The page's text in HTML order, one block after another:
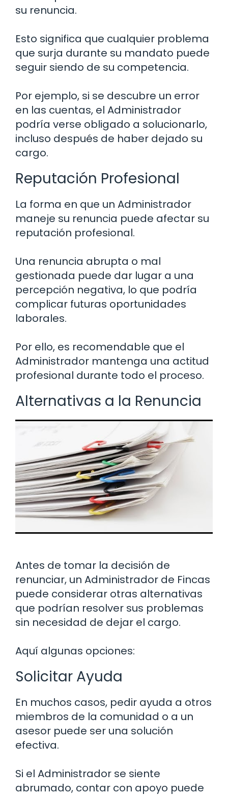
su renuncia.
Esto significa que cualquier problema
que surja durante su mandato puede
seguir siendo de su competencia.
Por ejemplo, si se descubre un error
en las cuentas, el Administrador
podría verse obligado a solucionarlo,
incluso después de haber dejado su
cargo.
Reputación Profesional
La forma en que un Administrador
maneje su renuncia puede afectar su
reputación profesional.
Una renuncia abrupta o mal
gestionada puede dar lugar a una
percepción negativa, lo que podría
complicar futuras oportunidades
laborales.
Por ello, es recomendable que el
Administrador mantenga una actitud
profesional durante todo el proceso.
Alternativas a la Renuncia
Antes de tomar la decisión de
renunciar, un Administrador de Fincas
puede considerar otras alternativas
que podrían resolver sus problemas
sin necesidad de dejar el cargo.
Aquí algunas opciones:
Solicitar Ayuda
En muchos casos, pedir ayuda a otros
miembros de la comunidad o a un
asesor puede ser una solución
efectiva.
Si el Administrador se siente
abrumado, contar con apoyo puede